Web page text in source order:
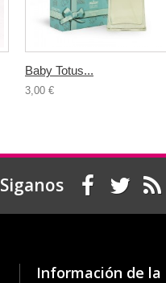
Baby Totus...
3,00 €
Siganos
Información de